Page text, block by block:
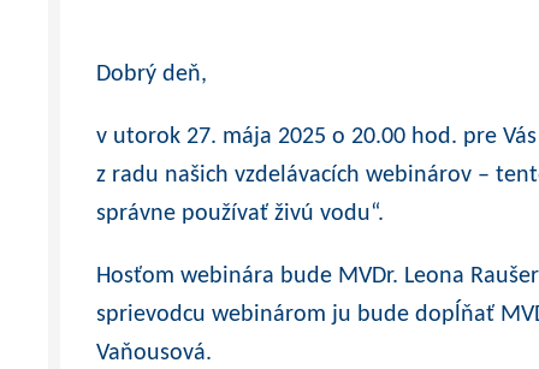
Dobrý deň,
v utorok 27. mája 2025 o 20.00 hod. pre
z radu našich vzdelávacích webinárov –
správne používať živú vodu“.
Hosťom webinára bude MVDr. Leona
sprievodcu webinárom ju bude dopĺňať
Vaňousová.